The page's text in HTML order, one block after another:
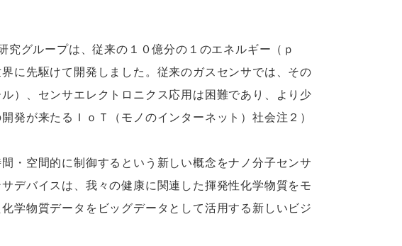
グループは、従来の１０億分の１のエネルギー（ｐ
に先駆けて開発しました。従来のガスセンサでは、その
）、センサエレクトロニクス応用は困難であり、より少
発が来たるＩｏＴ（モノのインターネット）社会注２）
・空間的に制御するという新しい概念をナノ分子センサ
デバイスは、我々の健康に関連した揮発性化学物質をモ
学物質データをビッグデータとして活用する新しいビジ